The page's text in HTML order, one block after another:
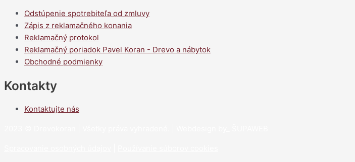
Odstúpenie spotrebiteľa od zmluvy
Zápis z reklamačného konania
Reklamačný protokol
Reklamačný poriadok Pavel Koran - Drevo a nábytok
Obchodné podmienky
Kontakty
Kontaktujte nás